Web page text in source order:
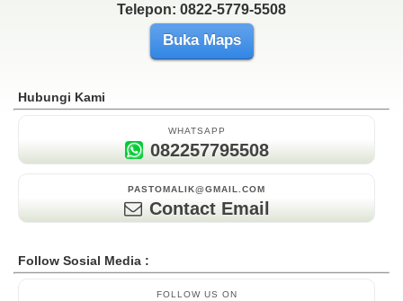
Telepon: 0822-5779-5508
Buka Maps
Hubungi Kami
WHATSAPP
082257795508
PASTOMALIK@GMAIL.COM
Contact Email
Follow Sosial Media :
FOLLOW US ON